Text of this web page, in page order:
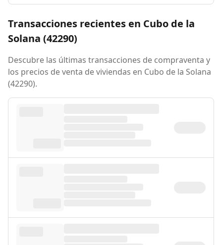
Transacciones recientes en Cubo de la
Solana (42290)
Descubre las últimas transacciones de compraventa y
los precios de venta de viviendas en Cubo de la Solana
(42290).